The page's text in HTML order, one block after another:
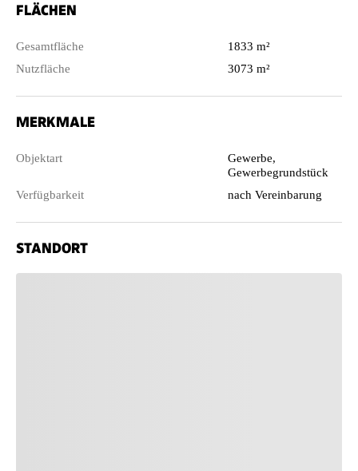
FLÄCHEN
Gesamtfläche
1833 m²
Nutzfläche
3073 m²
MERKMALE
Objektart
Gewerbe,
Gewerbegrundstück
Verfügbarkeit
nach Vereinbarung
STANDORT